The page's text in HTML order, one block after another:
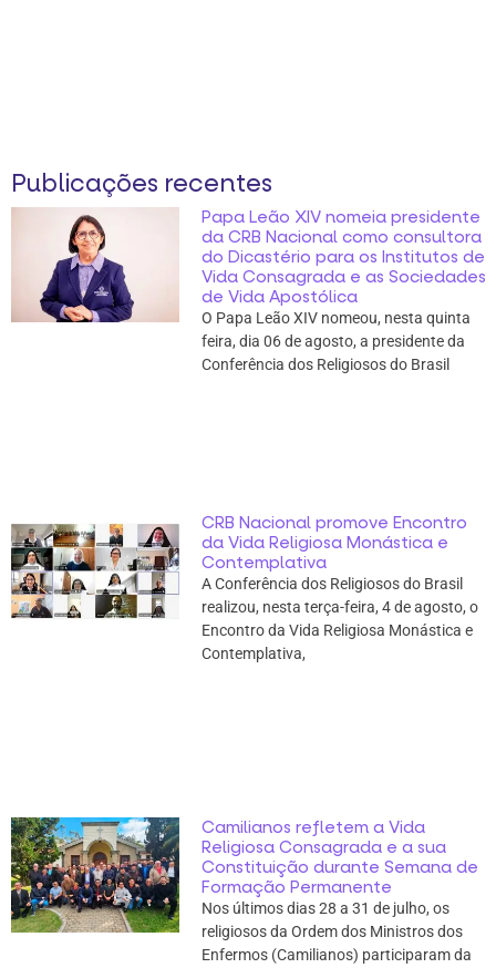
Publicações recentes
Papa Leão XIV nomeia presidente
da CRB Nacional como consultora
do Dicastério para os Institutos de
Vida Consagrada e as Sociedades
de Vida Apostólica
O Papa Leão XIV nomeou, nesta quinta
feira, dia 06 de agosto, a presidente da
Conferência dos Religiosos do Brasil
CRB Nacional promove Encontro
da Vida Religiosa Monástica e
Contemplativa
A Conferência dos Religiosos do Brasil
realizou, nesta terça-feira, 4 de agosto, o
Encontro da Vida Religiosa Monástica e
Contemplativa,
Camilianos refletem a Vida
Religiosa Consagrada e a sua
Constituição durante Semana de
Formação Permanente
Nos últimos dias 28 a 31 de julho, os
religiosos da Ordem dos Ministros dos
Enfermos (Camilianos) participaram da